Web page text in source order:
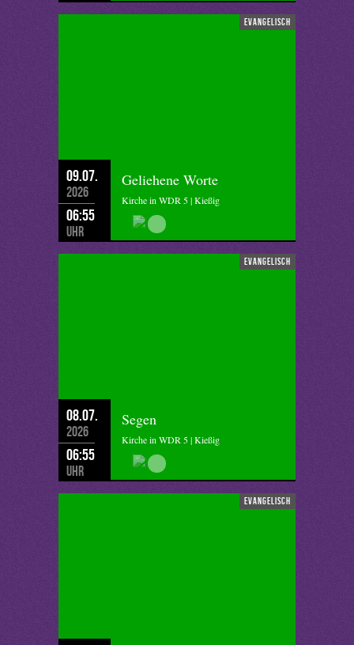
evangelisch
09.07.
2026
06:55
Uhr
Geliehene Worte
Kirche in WDR 5 | Kießig
evangelisch
08.07.
2026
06:55
Uhr
Segen
Kirche in WDR 5 | Kießig
evangelisch